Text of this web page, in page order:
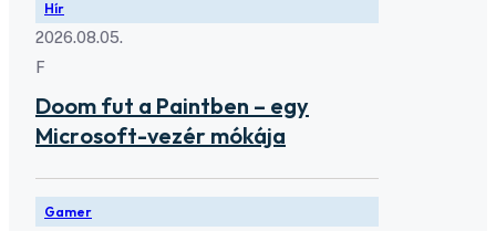
Hír
2026.08.05.
F
Doom fut a Paintben – egy
Microsoft-vezér mókája
Gamer